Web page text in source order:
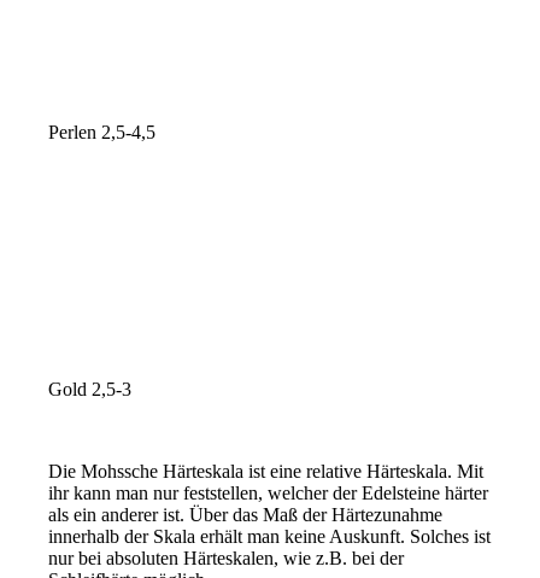
Perlen 2,5-4,5
Gold 2,5-3
Die Mohssche Härteskala ist eine relative Härteskala. Mit
ihr kann man nur feststellen, welcher der Edelsteine härter
als ein anderer ist. Über das Maß der Härtezunahme
innerhalb der Skala erhält man keine Auskunft. Solches ist
nur bei absoluten Härteskalen, wie z.B. bei der